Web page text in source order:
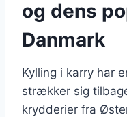
og dens
Danmark
Kylling i karry har
strækker sig
krydderier fra